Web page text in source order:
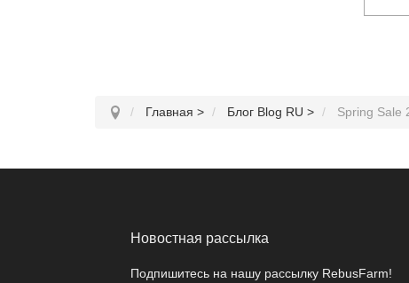
Главная > Блог Blog RU > Spring Sale
Новостная рассылка
Подпишитесь на нашу рассылку RebusFarm!